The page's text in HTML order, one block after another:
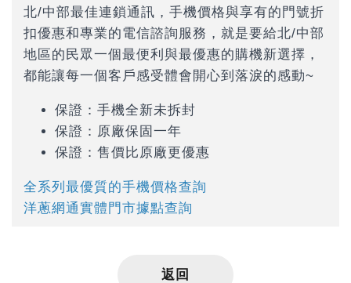
北/中部最佳連鎖通訊，手機價格與享有的門號折
扣優惠和專業的電信諮詢服務，就是要給北/中部
地區的民眾一個最便利與最優惠的購機新選擇，
都能讓每一個客戶感受體會開心到落淚的感動~
保證：手機全新未拆封
保證：原廠保固一年
保證：售價比原廠更優惠
全系列最優質的手機價格查詢
洋蔥網通實體門市據點查詢
返回